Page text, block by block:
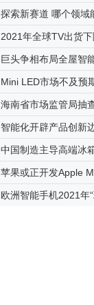
探索新赛道 哪个领域
2021年全球TV出货下
巨头争相布局全屋智
Mini LED市场不及预
海南省市场监管局抽
智能化开辟产品创新
中国制造主导高端冰
苹果或正开发Apple
欧洲智能手机2021年“